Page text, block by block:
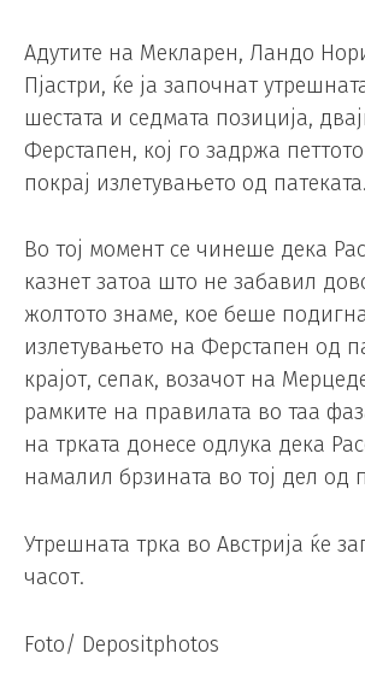
Адутите на Мекларен, Ландо
Пјастри, ќе ја започнат
шестата и седмата позиција,
Ферстапен, кој го задржа
покрај излетувањето од патеката.
Во тој момент се чинеше дека
казнет затоа што не забавил
жолтото знаме, кое беше
излетувањето на Ферстапен од
крајот, сепак, возачот на
рамките на правилата во таа
на трката донесе одлука дека
намалил брзината во тој дел од
Утрешната трка во Австрија ќе
часот.
Foto/ Depositphotos